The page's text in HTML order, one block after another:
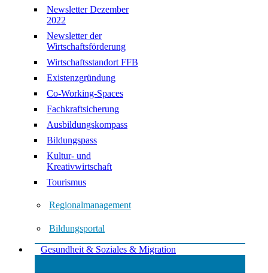
Newsletter Dezember
2022
Newsletter der
Wirtschaftsförderung
Wirtschaftsstandort FFB
Existenzgründung
Co-Working-Spaces
Fachkraftsicherung
Ausbildungskompass
Bildungspass
Kultur- und
Kreativwirtschaft
Tourismus
Regionalmanagement
Bildungsportal
Gesundheit & Soziales & Migration